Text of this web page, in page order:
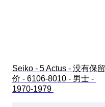
Seiko - 5 Actus - 没有保留
价 - 6106-8010 - 男士 -
1970-1979